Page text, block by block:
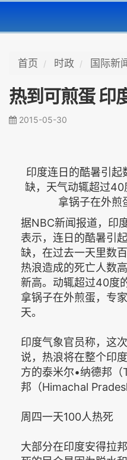
首页 时政 国际新
热到可煎蛋 印
2015-05-30
印度连日的酷暑引起
缺，天气动辄超过
拿锅子在外煎
据NBC新闻报道，印
表示，连日的酷暑引
缺，在过去一天里数
热浪造成的死亡人数
新高。动辄超过40度
拿锅子在外煎蛋，专
天。
印度气象官员称，这
说，热浪将在整个印
方的泰米尔•纳德邦
邦（Himachal
周四一天100人热死
大部分在印度安得拉